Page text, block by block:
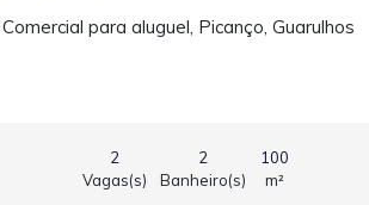
Comercial para aluguel, Picanço, Guarulhos
2
Vagas(s)
2
Banheiro(s)
100
m²